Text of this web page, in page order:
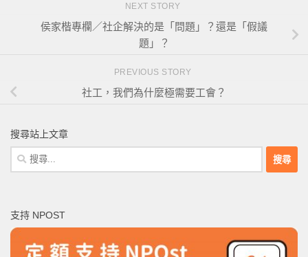
NEXT STORY
侯家楷專欄／社企解決的是「問題」？還是「假議
題」？
PREVIOUS STORY
社工，我們為什麼極需要工會？
搜尋站上文章
搜
尋
字:
支持 NPOST